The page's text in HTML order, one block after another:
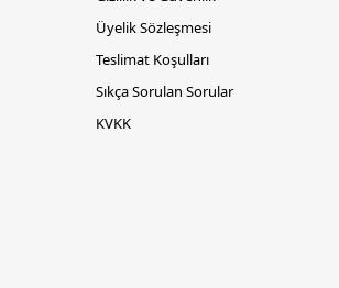
Üyelik Sözleşmesi
Teslimat Koşulları
Sıkça Sorulan Sorular
KVKK